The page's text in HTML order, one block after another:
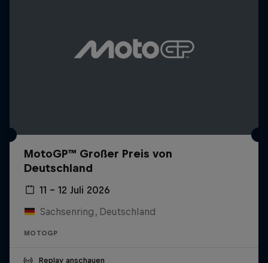
MotoGP™ Großer Preis von
Deutschland
11 – 12 Juli 2026
Sachsenring, Deutschland
MOTOGP
Replay anschauen